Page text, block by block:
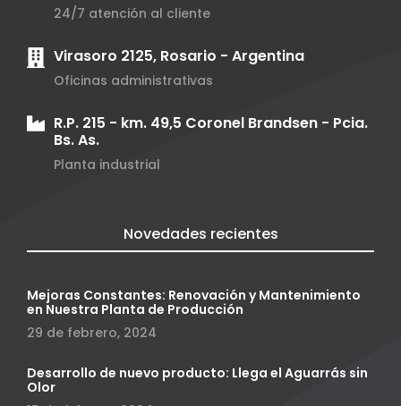
24/7 atención al cliente
Virasoro 2125, Rosario - Argentina
Oficinas administrativas
R.P. 215 - km. 49,5 Coronel Brandsen - Pcia.
Bs. As.
Planta industrial
Novedades recientes
Mejoras Constantes: Renovación y Mantenimiento
en Nuestra Planta de Producción
29 de febrero, 2024
Desarrollo de nuevo producto: Llega el Aguarrás sin
Olor